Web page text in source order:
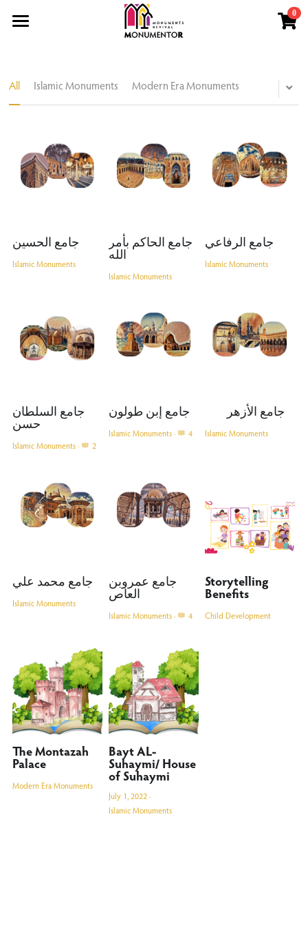
0
Workshops
All Islamic Monuments Modern Era Monuments
جامع الحسين
Islamic Monuments
جامع الحاكم بأمر
الله
Islamic Monuments
جامع الرفاعي
Islamic Monuments
جامع السلطان
حسن
Islamic Monuments· 2
جامع إبن طولون
Islamic Monuments· 4
جامع الأزهر
Islamic Monuments
جامع محمد علي
Islamic Monuments
جامع عمروبن
العاص
Islamic Monuments· 4
Storytelling
Benefits
Child Development
The Montazah
Palace
Modern Era Monuments
Bayt AL-
Suhaymi/ House
of Suhaymi
July 1, 2022·
Islamic Monuments
×
STORE CATEGORIES ×
BLOG CATEGORIES
Islamic Monuments